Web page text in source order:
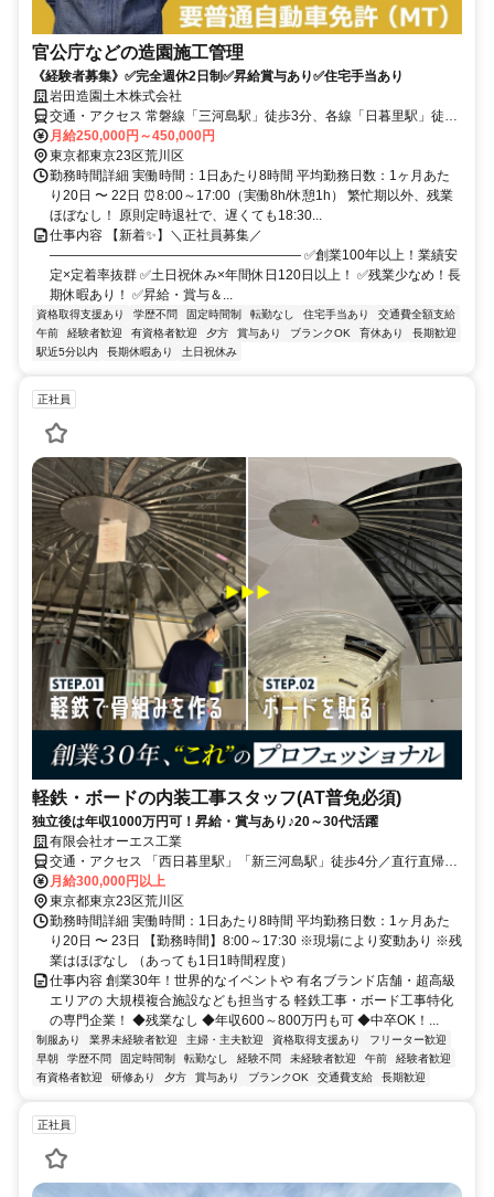
官公庁などの造園施工管理
《経験者募集》✅完全週休2日制✅昇給賞与あり✅住宅手当あり
岩田造園土木株式会社
交通・アクセス 常磐線「三河島駅」徒歩3分、各線「日暮里駅」徒歩
10分
月給250,000円～450,000円
東京都東京23区荒川区
勤務時間詳細 実働時間：1日あたり8時間 平均勤務日数：1ヶ月あた
り20日 〜 22日 ⏰8:00～17:00（実働8h/休憩1h） 繁忙期以外、残業
ほぼなし！ 原則定時退社で、遅くても18:30...
仕事内容 【新着✨】＼正社員募集／
――――――――――――――――――― ✅創業100年以上！業績安
定×定着率抜群 ✅土日祝休み×年間休日120日以上！ ✅残業少なめ！長
期休暇あり！ ✅昇給・賞与＆...
資格取得支援あり 学歴不問 固定時間制 転勤なし 住宅手当あり
交通費全額支給
午前
経験者歓迎 有資格者歓迎 夕方 賞与あり ブランクOK 育休あり
長期歓迎
駅近5分以内
長期休暇あり 土日祝休み
正社員
軽鉄・ボードの内装工事スタッフ(AT普免必須)
独立後は年収1000万円可！昇給・賞与あり♪20～30代活躍
有限会社オーエス工業
交通・アクセス 「西日暮里駅」「新三河島駅」徒歩4分／直行直帰
OK！(現場による)
月給300,000円以上
東京都東京23区荒川区
勤務時間詳細 実働時間：1日あたり8時間 平均勤務日数：1ヶ月あた
り20日 〜 23日 【勤務時間】8:00～17:30 ※現場により変動あり ※残
業はほぼなし （あっても1日1時間程度）
仕事内容 創業30年！世界的なイベントや 有名ブランド店舗・超高級
エリアの 大規模複合施設なども担当する 軽鉄工事・ボード工事特化
の専門企業！ ◆残業なし ◆年収600～800万円も可 ◆中卒OK！...
制服あり 業界未経験者歓迎 主婦・主夫歓迎 資格取得支援あり
フリーター歓迎
早朝
学歴不問 固定時間制 転勤なし 経験不問 未経験者歓迎 午前
経験者歓迎
有資格者歓迎
研修あり 夕方 賞与あり ブランクOK 交通費支給 長期歓迎
正社員